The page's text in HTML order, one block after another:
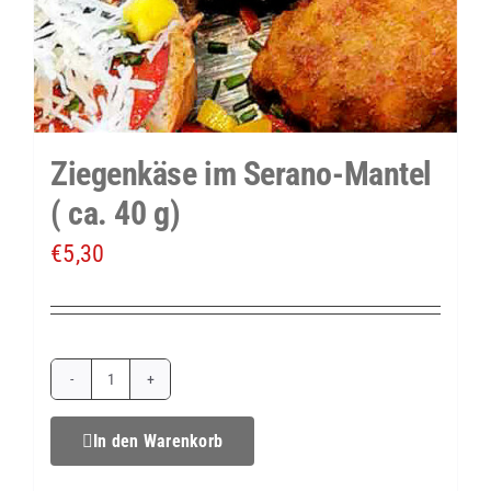
Ziegenkäse im Serano-Mantel
( ca. 40 g)
€5,30
Ziegenkäse
im
In den Warenkorb